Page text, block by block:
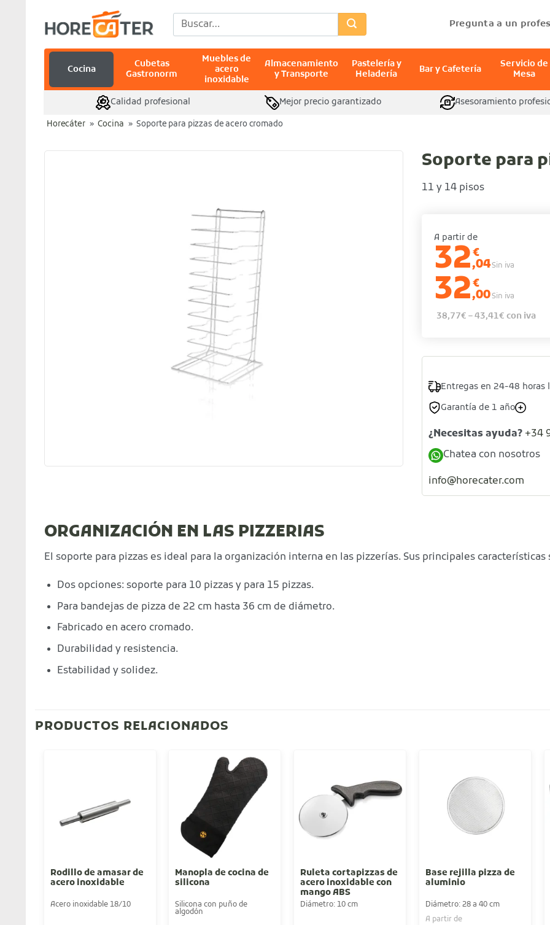
contenido
Buscar
por:
Pregunta a un
Cocina
Cubetas
Gastronorm
Muebles de
acero
inoxidable
Almacenamiento
y Transporte
Pastelería y
Heladería
Bar y Cafetería
Servicio de
Mesa
Calidad profesional Mejor precio garantizado Asesoramiento
Horecáter » Cocina » Soporte para pizzas de acero cromado
Soporte para
11 y 14 pisos
A partir de
32€
,04Sin iva
32€
,00Sin iva
38,77€ –43,41€ con iva
Entregas en 24-48 horas
Garantía de 1 año
¿Necesitas ayuda? +34
Chatea con nosotros
info@horecater.com
ORGANIZACIÓN EN LAS PIZZERIAS
El soporte para pizzas es ideal para la organización interna en las pizzerías. Sus principales características
Dos opciones: soporte para 10 pizzas y para 15 pizzas.
Para bandejas de pizza de 22 cm hasta 36 cm de diámetro.
Fabricado en acero cromado.
Durabilidad y resistencia.
Estabilidad y solidez.
PRODUCTOS RELACIONADOS
Rodillo de amasar de
acero inoxidable
Acero inoxidable 18/10
Manopla de cocina de
silicona
Silicona con puño de
algodón
Ruleta cortapizzas de
acero inoxidable con
mango ABS
Diámetro: 10 cm
Base rejilla pizza de
aluminio
Diámetro: 28 a 40 cm
A partir de